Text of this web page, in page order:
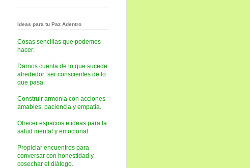
Ideas para tu Paz Adentro
Cosas sencillas que podemos
hacer:
Darnos cuenta de lo que sucede
alrededor: ser conscientes de lo
que pasa.
Construir armonía con acciones
amables, paciencia y empatía.
Ofrecer espacios e ideas para la
salud mental y emocional.
Propiciar encuentros para
conversar con honestidad y
cosechar el diálogo.